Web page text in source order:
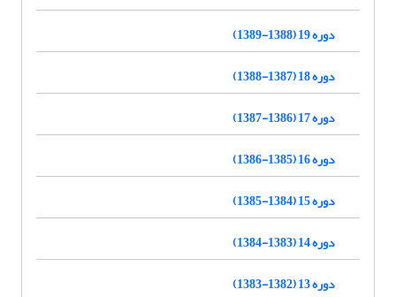
دوره 19 (1388-1389)
دوره 18 (1387-1388)
دوره 17 (1386-1387)
دوره 16 (1385-1386)
دوره 15 (1384-1385)
دوره 14 (1383-1384)
دوره 13 (1382-1383)